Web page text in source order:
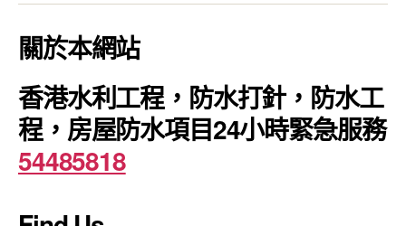
關於本網站
香港水利工程，防水打針，防水工
程，房屋防水項目24小時緊急服務
54485818